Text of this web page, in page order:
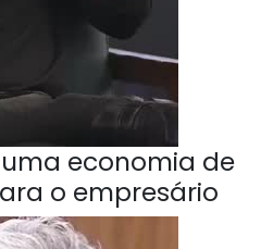
economia de
o empresário